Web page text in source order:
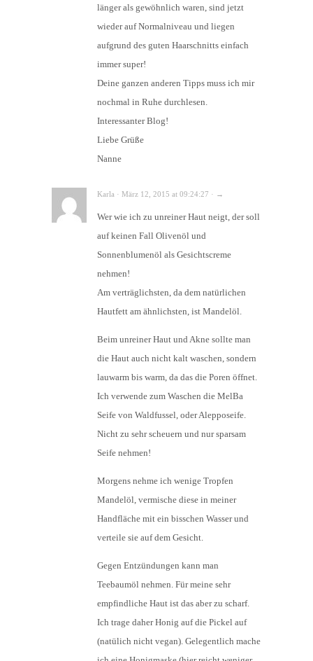
länger als gewöhnlich waren, sind jetzt
wieder auf Normalniveau und liegen
aufgrund des guten Haarschnitts einfach
immer super!
Deine ganzen anderen Tipps muss ich mir
nochmal in Ruhe durchlesen.
Interessanter Blog!
Liebe Grüße
Nanne
Karla · März 12, 2015 at 09:24:27 · →
Wer wie ich zu unreiner Haut neigt, der soll
auf keinen Fall Olivenöl und
Sonnenblumenöl als Gesichtscreme
nehmen!
Am verträglichsten, da dem natürlichen
Hautfett am ähnlichsten, ist Mandelöl.
Beim unreiner Haut und Akne sollte man
die Haut auch nicht kalt waschen, sondern
lauwarm bis warm, da das die Poren öffnet.
Ich verwende zum Waschen die MelBa
Seife von Waldfussel, oder Alepposeife.
Nicht zu sehr scheuern und nur sparsam
Seife nehmen!
Morgens nehme ich wenige Tropfen
Mandelöl, vermische diese in meiner
Handfläche mit ein bisschen Wasser und
verteile sie auf dem Gesicht.
Gegen Entzündungen kann man
Teebaumöl nehmen. Für meine sehr
empfindliche Haut ist das aber zu scharf.
Ich trage daher Honig auf die Pickel auf
(natülich nicht vegan). Gelegentlich mache